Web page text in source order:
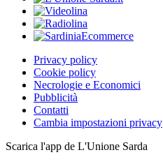
Privacy policy
Cookie policy
Necrologie e Economici
Pubblicità
Contatti
Cambia impostazioni privacy
Scarica l'app de L'Unione Sarda